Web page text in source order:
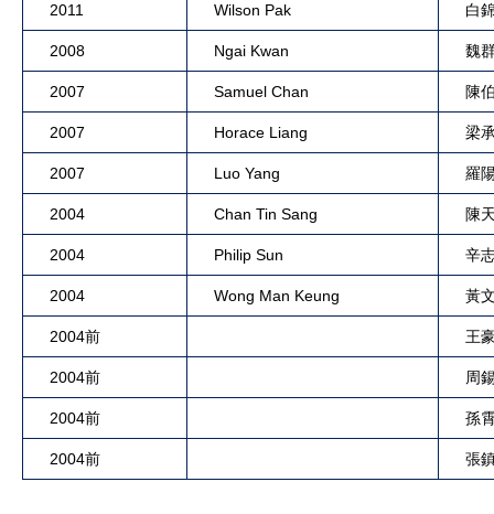
2011 Wilson Pak 白
2008 Ngai Kwan 魏
2007 Samuel Chan 陳
2007 Horace Liang 梁
2007 Luo Yang 羅
2004 Chan Tin Sang 陳
2004 Philip Sun 辛
2004 Wong Man Keung 黃
2004前 王
2004前 周
2004前 孫
2004前 張